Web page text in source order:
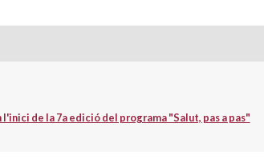
de la 7a edició del programa "Salut, pas a pas"